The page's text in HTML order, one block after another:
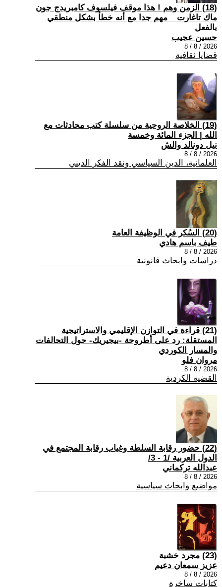
(18) الزمن وهم ! هذا موقف فيلسوف كامبريدج جون
ماك تاغارت _ مهم جدا مع أنه خطأ بشكل منطقي
بالفعل
حسين عجيب
2026 / 8 / 8
قضايا ثقافية
(19) الخلاصة الروحية من سلسلة كتب محادثات مع
الله | الجزء المائة وخمسة
نيل دونالد والش
2026 / 8 / 8
العلمانية، الدين السياسي ونقد الفكر الديني
(20) السُكر في الوظيفة العامة
طيف باسم هادي
2026 / 8 / 8
دراسات وابحاث قانونية
(21) قراءة في التوازن الإقليمي والاستراتيجية
المستقلة: رد على أطروحة -بيجيريك- حول التحالفات
والمسار الكوردي
مروان فلو
2026 / 8 / 8
القضية الكردية
(22) حضور رقابة السلطة وغياب رقابة المجتمع في
الدول العربية /1 - 3/
عبدالله تركماني
2026 / 8 / 8
مواضيع وابحاث سياسية
(23) مجرد خشبة
عزيز سمعان دعيم
2026 / 8 / 8
كتابات ساخرة